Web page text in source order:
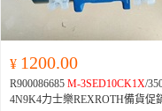
¥ 1200.00
R900086685 M-3SED10CK1X/
4N9K4力士樂REXROTH備貨促